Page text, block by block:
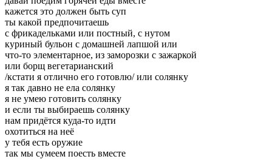
кажется это должен быть суп
ты какой предпочитаешь
с фрикадельками или постный, с нутом
куриный бульон с домашней лапшой или
что-то элементарное, из заморозки с зажаркой
или борщ вегетарианский
/кстати я отлично его готовлю/ или солянку
я так давно не ела солянку
я не умею готовить солянку
и если ты выбираешь солянку
нам придётся куда-то идти
охотиться на неё
у тебя есть оружие
так мы сумеем поесть вместе